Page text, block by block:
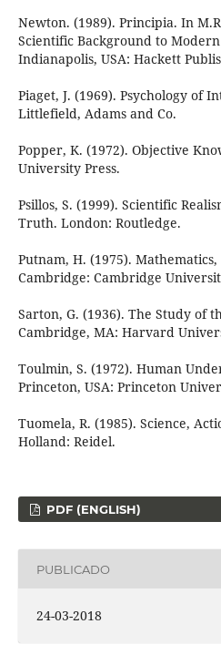
Newton. (1989). Principia. In
Scientific Background to
Indianapolis, USA: Hackett
Piaget, J. (1969). Psychology of
Littlefield, Adams and Co.
Popper, K. (1972). Objective
University Press.
Psillos, S. (1999). Scientific
Truth. London: Routledge.
Putnam, H. (1975).
Cambridge: Cambridge
Sarton, G. (1936). The Study of
Cambridge, MA: Harvard
Toulmin, S. (1972). Human
Princeton, USA: Princeton
Tuomela, R. (1985). Science,
Holland: Reidel.
PDF (ENGLISH)
PUBLICADO
24-03-2018